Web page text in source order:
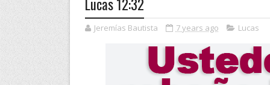
Lucas 12:32
Jeremías Bautista 7 years ago Lucas